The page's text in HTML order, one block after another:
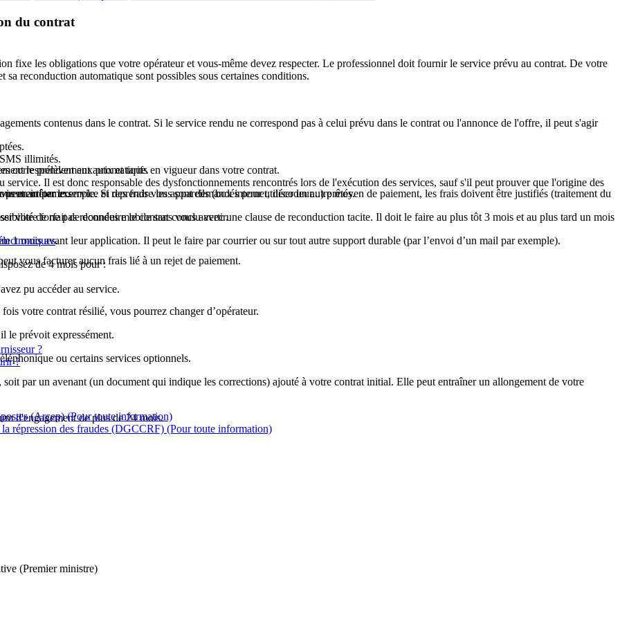
du contrat
fixe les obligations que votre opérateur et vous-même devez respecter. Le professionnel doit fournir le service prévu au contrat. De votre
reconduction automatique sont possibles sous certaines conditions.
contenus dans le contrat. Si le service rendu ne correspond pas à celui prévu dans le contrat ou l'annonce de l'offre, il peut s'agir
illimités.
Il est donc responsable des dysfonctionnements rencontrés lors de l'exécution des services, sauf s'il peut prouver que l'origine des
pu accéder au service.
correspondent aux prix et tarifs en vigueur dans votre contrat.
arrêter le service et reprendre les appareils (box internet, décodeur...) prêtés.
le prélèvement automatique.
par exemple. Si des frais vous sont demandés pour utiliser un autre moyen de paiement, les frais doivent être justifiés (traitement du
vous facturer aucun frais lié à un rejet de paiement.
en informer.
votre forfait de données mobile sans vous avertir.
mois avant leur application. Il peut le faire par courrier ou sur tout autre support durable (par l’envoi d’un mail par exemple).
de 4 mois pour :
votre contrat résilié, vous pourrez changer d’opérateur.
le prévoit expressément.
ou certains services optionnels.
par un avenant (un document qui indique les corrections) ajouté à votre contrat initial. Elle peut entraîner un allongement de votre
d'engagement de plus de 24 mois.
de ne pas reconduire le contrat conclu avec une clause de reconduction tacite. Il doit le faire au plus tôt 3 mois et au plus tard un mois
.
?
?
(Arcep)(Pour toute information)
répression des fraudes (DGCCRF) (Pour toute information)
(Premier ministre)